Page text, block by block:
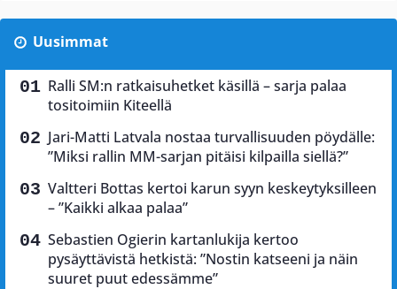
Uusimmat
Ralli SM:n ratkaisuhetket käsillä – sarja palaa
tositoimiin Kiteellä
Jari-Matti Latvala nostaa turvallisuuden pöydälle:
”Miksi rallin MM-sarjan pitäisi kilpailla siellä?”
Valtteri Bottas kertoi karun syyn keskeytyksilleen
– ”Kaikki alkaa palaa”
Sebastien Ogierin kartanlukija kertoo
pysäyttävistä hetkistä: ”Nostin katseeni ja näin
suuret puut edessämme”